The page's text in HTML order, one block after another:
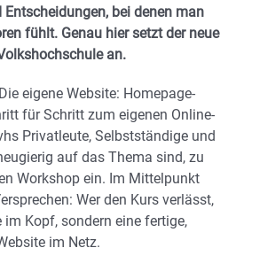
bei denen man
fühlt. Genau hier setzt der neue
an.
eigene Website: Homepage-
für Schritt zum eigenen Online-
Privatleute, Selbstständige und
auf das Thema sind, zu
Workshop ein. Im Mittelpunkt
Wer den Kurs verlässt,
im Kopf, sondern eine fertige,
im Netz.